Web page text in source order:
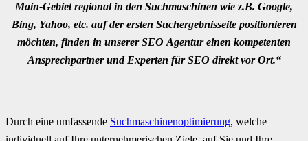
Main-Gebiet regional in den Suchmaschinen wie z.B. Google,
Bing, Yahoo, etc. auf der ersten Suchergebnisseite positionieren
möchten, finden in unserer SEO Agentur einen kompetenten
Ansprechpartner und Experten für SEO direkt vor Ort.“
Durch eine umfassende Suchmaschinenoptimierung, welche